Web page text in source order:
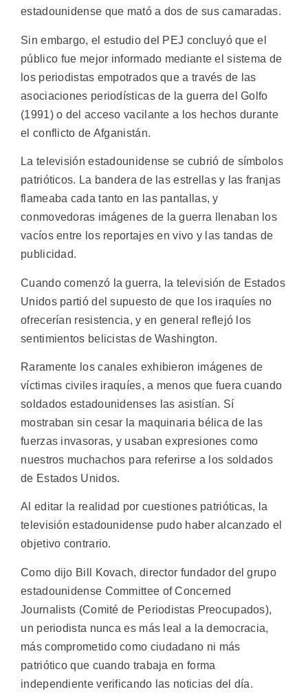
estadounidense que mató a dos de sus camaradas.
Sin embargo, el estudio del PEJ concluyó que el
público fue mejor informado mediante el sistema de
los periodistas empotrados que a través de las
asociaciones periodísticas de la guerra del Golfo
(1991) o del acceso vacilante a los hechos durante
el conflicto de Afganistán.
La televisión estadounidense se cubrió de símbolos
patrióticos. La bandera de las estrellas y las franjas
flameaba cada tanto en las pantallas, y
conmovedoras imágenes de la guerra llenaban los
vacíos entre los reportajes en vivo y las tandas de
publicidad.
Cuando comenzó la guerra, la televisión de Estados
Unidos partió del supuesto de que los iraquíes no
ofrecerían resistencia, y en general reflejó los
sentimientos belicistas de Washington.
Raramente los canales exhibieron imágenes de
víctimas civiles iraquíes, a menos que fuera cuando
soldados estadounidenses las asistían. Sí
mostraban sin cesar la maquinaria bélica de las
fuerzas invasoras, y usaban expresiones como
nuestros muchachos para referirse a los soldados
de Estados Unidos.
Al editar la realidad por cuestiones patrióticas, la
televisión estadounidense pudo haber alcanzado el
objetivo contrario.
Como dijo Bill Kovach, director fundador del grupo
estadounidense Committee of Concerned
Journalists (Comité de Periodistas Preocupados),
un periodista nunca es más leal a la democracia,
más comprometido como ciudadano ni más
patriótico que cuando trabaja en forma
independiente verificando las noticias del día.